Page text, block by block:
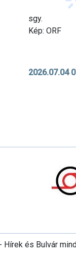
sgy.
Kép: ORF
2026.07.04
és Bulvár